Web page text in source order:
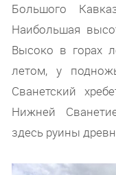
Большого
Наибольшая
Высоко в горах
летом, у
Сванетский
Нижней
здесь руины